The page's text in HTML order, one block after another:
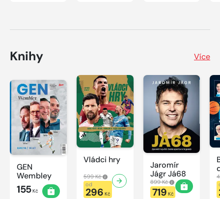
Knihy Více
GEN
Wembley
155Kč
Vládci hry
599 Kč
od
296 Kč
Jaromír
Jágr Já68
899 Kč
719 Kč